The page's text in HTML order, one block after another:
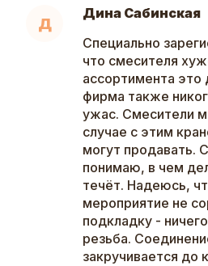
Д
Дина Сабинская
Специально
что смесителя
ассортимента
фирма также
ужас. Смесители
случае с этим
могут продавать.
понимаю, в чем
течёт. Надеюсь,
мероприятие не
подкладку -
резьба.
закручивается до